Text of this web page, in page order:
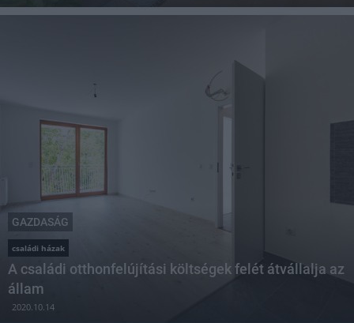
GAZDASÁG
családi házak
A családi otthonfelújítási költségek felét átvállalja az
állam
2020.10.14